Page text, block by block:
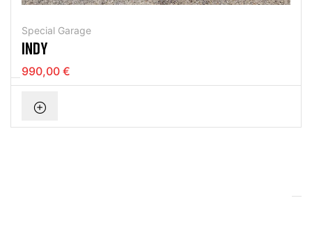
Special Garage
INDY
990,00 €